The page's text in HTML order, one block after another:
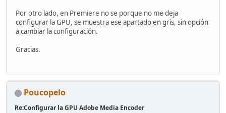
Por otro lado, en Premiere no se porque no me deja
configurar la GPU, se muestra ese apartado en gris, sin opción
a cambiar la configuración.
Gracias.
Poucopelo
Re:Configurar la GPU Adobe Media Encoder